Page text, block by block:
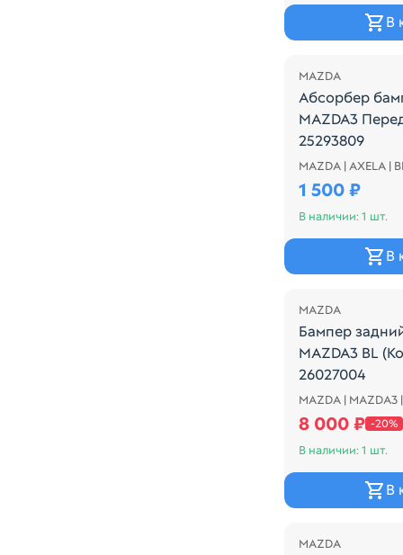
В
MAZDA
Абсорбер
MAZDA3
25293809
Абсорбер
MAZDA | AXELA |
1 500 ₽
В наличии: 1 шт.
В
Распродажа
MAZDA
Бампер
MAZDA3 BL
26027004
COLOR - 16W
MAZDA | MAZDA3
8 000 ₽ -20%
В наличии: 1 шт.
В
Распродажа
MAZDA